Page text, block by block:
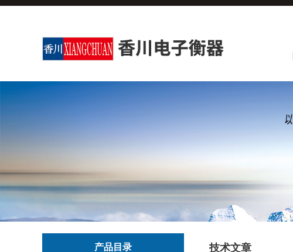
产品目录 技术文章